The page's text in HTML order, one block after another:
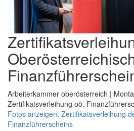
Arbeiterkammer oberösterreich |
Zertifikatsverleihung oö.
Fotos anzeigen: Zertifikatsverleihung
Finanzführerscheins